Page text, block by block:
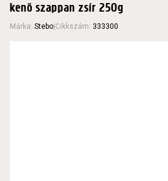
kenő szappan zsír 250g
Márka: Stebo Cikkszám: 333300